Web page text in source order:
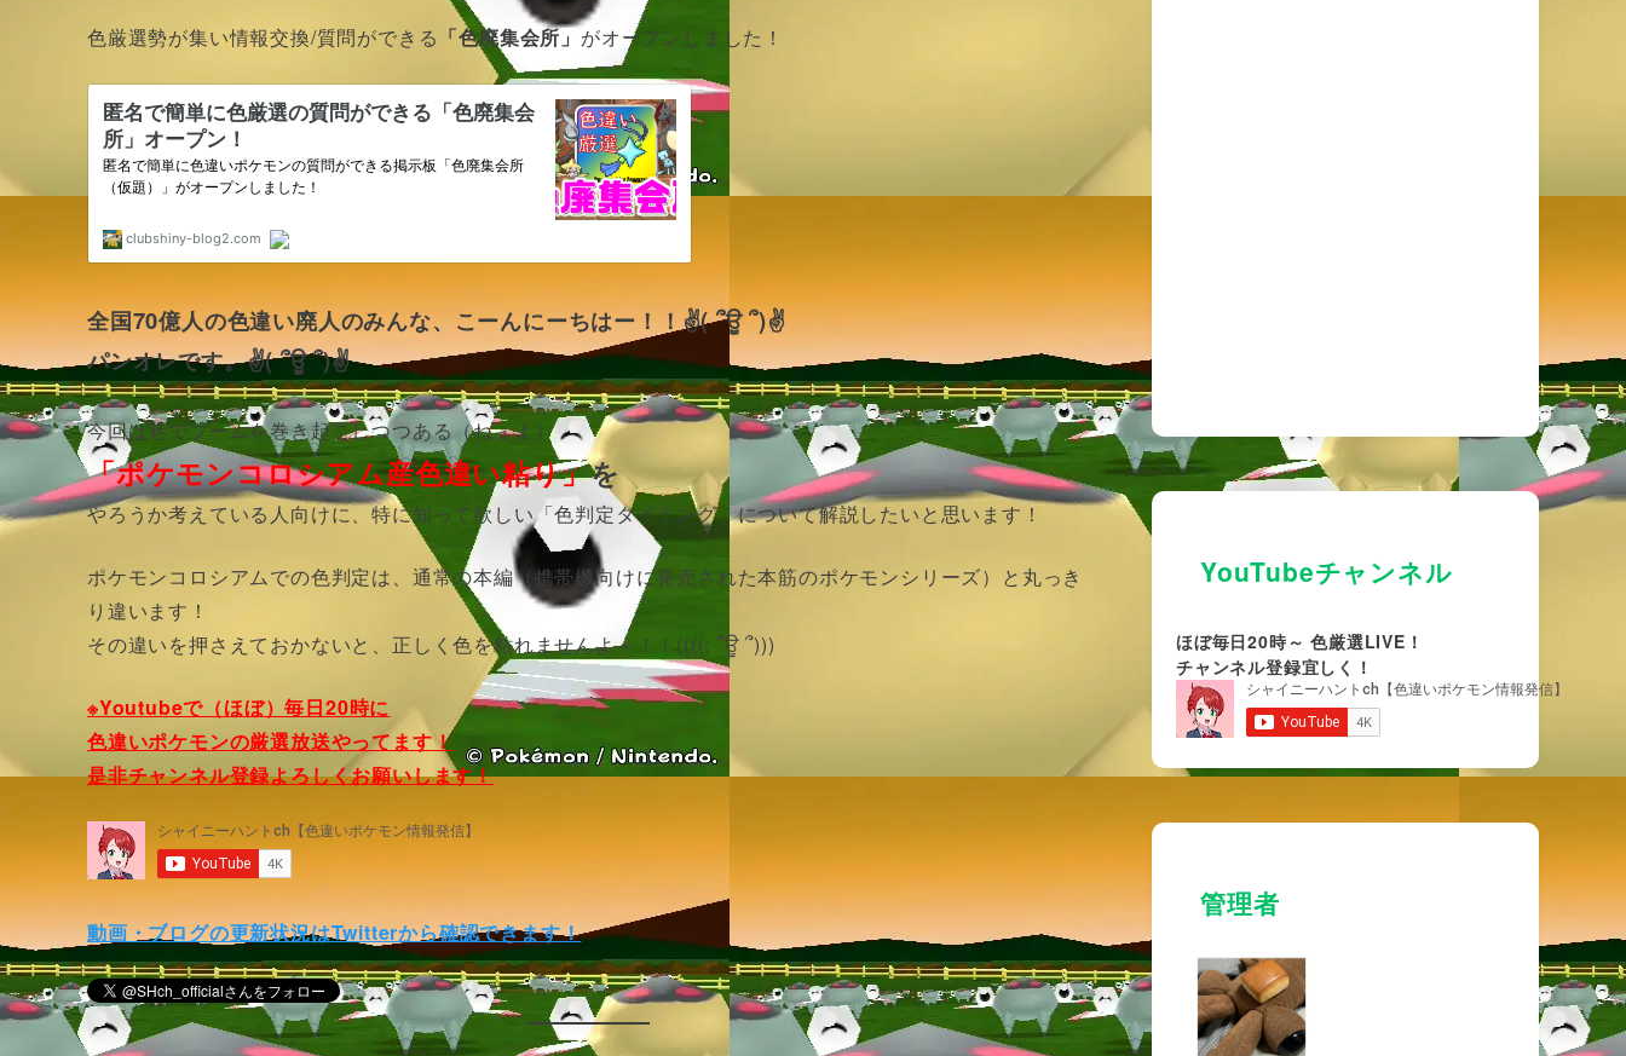
色厳選勢が集い情報交換/質問ができる 「色廃集会所」 がオープンしました！
全国70億人の色違い廃人のみんな、こーんにーちはー！！✌( ՞ਊ ՞)✌
パンオレです。✌( ՞ਊ ՞)✌
今回は巷でブームを巻き起こしつつある（ねぇよ）
「ポケモンコロシアム産色違い粘り」を
やろうか考えている人向けに、特に知って欲しい「色判定タイミング」について解説したいと思います！
ポケモンコロシアムでの色判定は、通常の本編（携帯機向けに発売された本筋のポケモンシリーズ）と丸っき
り違います！
その違いを押さえておかないと、正しく色を粘れませんよ～！！((((; ՞ਊ ՞)))
※Youtubeで（ほぼ）毎日20時に
色違いポケモンの厳選放送やってます！
是非チャンネル登録よろしくお願いします！
動画・ブログの更新状況はTwitterから確認できます！
YouTubeチャンネル
ほぼ毎日20時～ 色厳選LIVE！
チャンネル登録宜しく！
管理者